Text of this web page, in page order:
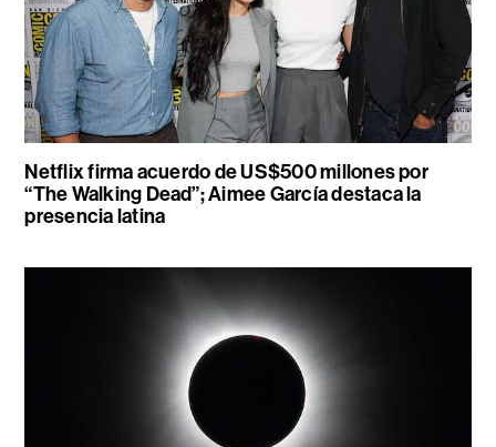
Netflix firma acuerdo de US$500 millones por
“The Walking Dead”; Aimee García destaca la
presencia latina